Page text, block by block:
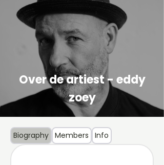
Over de artiest - eddy
zoey
Biography Members Info